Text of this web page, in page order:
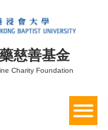
慈善基金
Charity Foundation